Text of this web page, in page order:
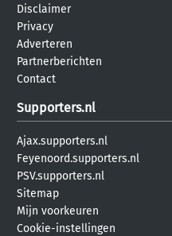
Disclaimer
Privacy
Adverteren
Partnerberichten
Contact
Supporters.nl
Ajax.supporters.nl
Feyenoord.supporters.nl
PSV.supporters.nl
Sitemap
Mijn voorkeuren
Cookie-instellingen